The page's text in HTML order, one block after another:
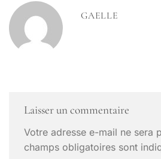
GAELLE
Laisser un commentaire
Votre adresse e-mail ne sera
champs obligatoires sont